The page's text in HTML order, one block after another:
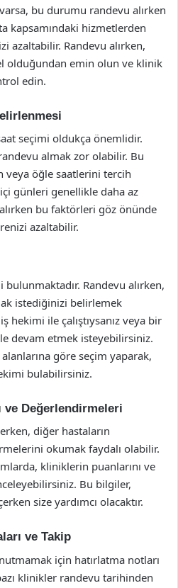
bu durumu randevu alırken
kapsamındaki hizmetlerden
azaltabilir. Randevu alırken,
olduğundan emin olun ve klinik
edin.
seçimi oldukça önemlidir.
almak zor olabilir. Bu
veya öğle saatlerini tercih
günleri genellikle daha az
bu faktörleri göz önünde
azaltabilir.
bulunmaktadır. Randevu alırken,
istediğinizi belirlemek
hekimi ile çalıştıysanız veya bir
devam etmek isteyebilirsiniz.
göre seçim yaparak,
bulabilirsiniz.
ve Değerlendirmeleri
diğer hastaların
okumak faydalı olabilir.
kliniklerin puanlarını ve
Bu bilgiler,
size yardımcı olacaktır.
ve Takip
için hatırlatma notları
klinikler randevu tarihinden